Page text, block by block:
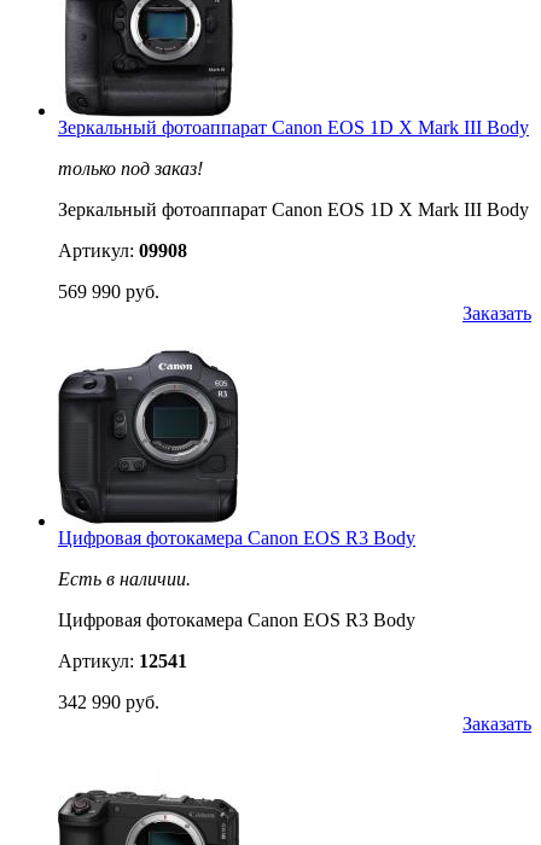
Зеркальный фотоаппарат Canon EOS 1D X Mark III Body
только под заказ!
Зеркальный фотоаппарат Canon EOS 1D X Mark III Body
Артикул: 09908
569 990 руб.
Заказать
Цифровая фотокамера Canon EOS R3 Body
Есть в наличии.
Цифровая фотокамера Canon EOS R3 Body
Артикул: 12541
342 990 руб.
Заказать